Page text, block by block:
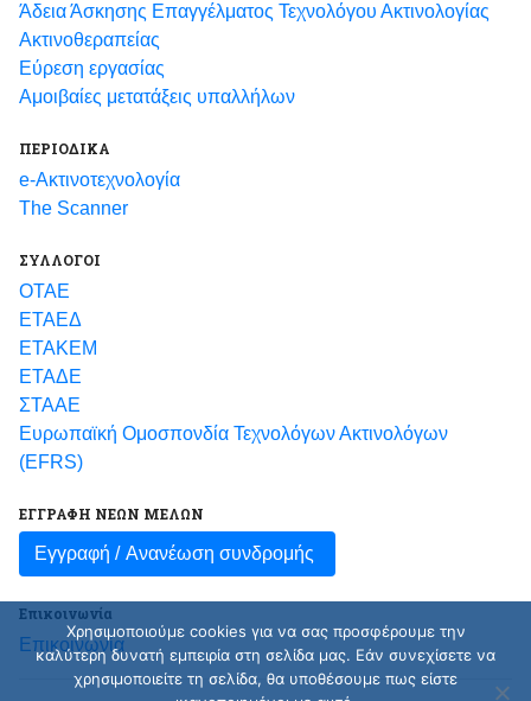
Άδεια Άσκησης Επαγγέλματος Τεχνολόγου Ακτινολογίας
Ακτινοθεραπείας
Εύρεση εργασίας
Αμοιβαίες μετατάξεις υπαλλήλων
ΠΕΡΙΟΔΙΚΑ
e-Ακτινοτεχνολογία
The Scanner
ΣΥΛΛΟΓΟΙ
ΟΤΑΕ
ΕΤΑΕΔ
ΕΤΑΚΕΜ
ΕΤΑΔΕ
ΣΤΑΑΕ
Ευρωπαϊκή Ομοσπονδία Τεχνολόγων Ακτινολόγων
(EFRS)
ΕΓΓΡΑΦΗ ΝΕΩΝ ΜΕΛΩΝ
Εγγραφή / Ανανέωση συνδρομής
Επικοινωνία
Επικοινωνία
Χρησιμοποιούμε cookies για να σας προσφέρουμε την
καλύτερη δυνατή εμπειρία στη σελίδα μας. Εάν συνεχίσετε να
χρησιμοποιείτε τη σελίδα, θα υποθέσουμε πως είστε